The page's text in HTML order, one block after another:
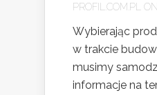
PROFIL.COM.PL
Wybierając
w trakcie
musimy
informacje na